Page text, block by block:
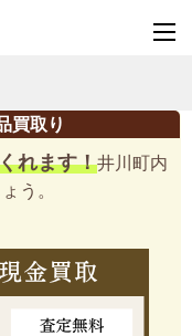
買取り
れます！井川町内
う。